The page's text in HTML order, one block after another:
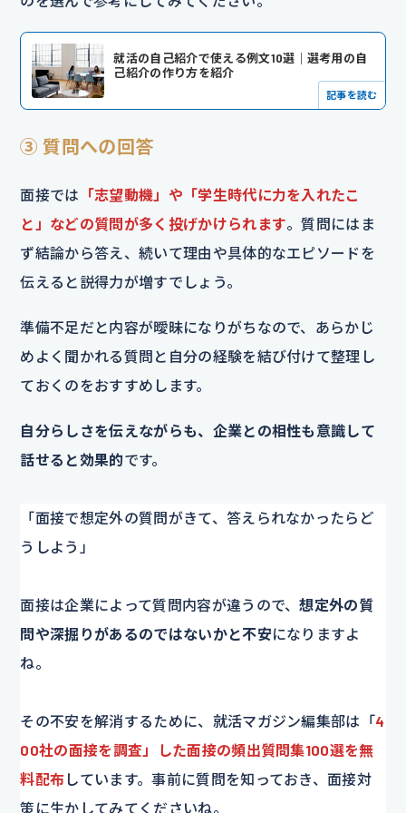
就活の自己紹介で使える例文10選｜選考用の自
己紹介の作り方を紹介
記事を読む
③ 質問への回答
面接では 「志望動機」や「学生時代に力を入れたこ
と」などの質問が多く投げかけられます。質問にはま
ず結論から答え、続いて理由や具体的なエピソードを
伝えると説得力が増すでしょう。
準備不足だと内容が曖昧になりがちなので、あらかじ
めよく聞かれる質問と自分の経験を結び付けて整理し
ておくのをおすすめします。
自分らしさを伝えながらも、企業との相性も意識して
話せると効果的です。
「面接で想定外の質問がきて、答えられなかったらど
うしよう」
面接は企業によって質問内容が違うので、想定外の質
問や深掘りがあるのではないかと不安になりますよ
ね。
その不安を解消するために、就活マガジン編集部は「4
00社の面接を調査」した面接の頻出質問集100選を無
料配布 しています。事前に質問を知っておき、面接対
策に生かしてみてくださいね。